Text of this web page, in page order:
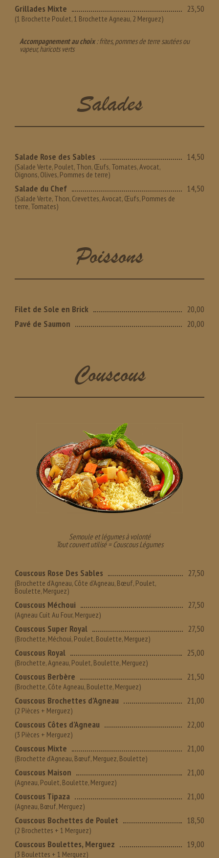
Grillades Mixte 23,50
(1 Brochette Poulet, 1 Brochette Agneau, 2 Merguez)
Accompagnement au choix: frites, pommes de terre sautées ou
vapeur, haricots verts
Salades
Salade Rose des Sables 14,50
(Salade Verte, Poulet, Thon, Œufs, Tomates, Avocat,
Oignons, Olives, Pommes de terre)
Salade du Chef 14,50
(Salade Verte, Thon, Crevettes, Avocat, Œufs, Pommes de
terre, Tomates)
Poissons
Filet de Sole en Brick
20,00
Pavé de Saumon
20,00
Couscous
Semoule et légumes à volonté
Tout couvert utilisé = Couscous Légumes
Couscous Rose Des Sables 27,50
(Brochette d’Agneau, Côte d’Agneau, Bœuf, Poulet,
Boulette, Merguez)
Couscous Méchoui 27,50
(Agneau Cuit Au Four, Merguez)
Couscous Super Royal 27,50
(Brochette, Méchoui, Poulet, Boulette, Merguez)
Couscous Royal 25,00
(Brochette, Agneau, Poulet, Boulette, Merguez)
Couscous Berbère 21,50
(Brochette, Côte Agneau, Boulette, Merguez)
Couscous Brochettes d’Agneau 21,00
(2 Pièces + Merguez)
Couscous Côtes d’Agneau 22,00
(3 Pièces + Merguez)
Couscous Mixte 21,00
(Brochette d’Agneau, Bœuf, Merguez, Boulette)
Couscous Maison 21,00
(Agneau, Poulet, Boulette, Merguez)
Couscous Tipaza 21,00
(Agneau, Bœuf, Merguez)
Couscous Bochettes de Poulet 18,50
(2 Brochettes + 1 Merguez)
Couscous Boulettes, Merguez 19,00
(3 Boulettes + 1 Merguez)